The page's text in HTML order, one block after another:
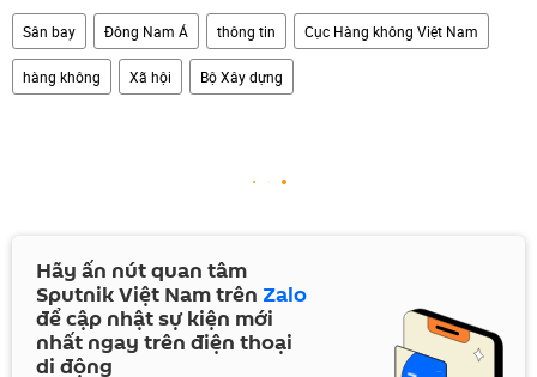
Sân bay Đông Nam Á thông tin Cục Hàng không Việt Nam
hàng không Xã hội Bộ Xây dựng
Hãy ấn nút quan tâm
Sputnik Việt Nam trên Zalo
để cập nhật sự kiện mới
nhất ngay trên điện thoại
di động